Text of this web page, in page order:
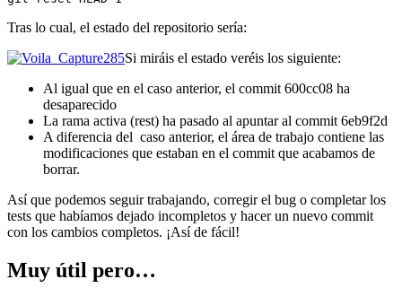
Tras lo cual, el estado del repositorio sería:
Si miráis el estado veréis los siguiente:
Al igual que en el caso anterior, el commit 600cc08 ha
desaparecido
La rama activa (rest) ha pasado al apuntar al commit 6eb9f2d
A diferencia del caso anterior, el área de trabajo contiene las
modificaciones que estaban en el commit que acabamos de
borrar.
Así que podemos seguir trabajando, corregir el bug o completar los
tests que habíamos dejado incompletos y hacer un nuevo commit
con los cambios completos. ¡Así de fácil!
Muy útil pero…